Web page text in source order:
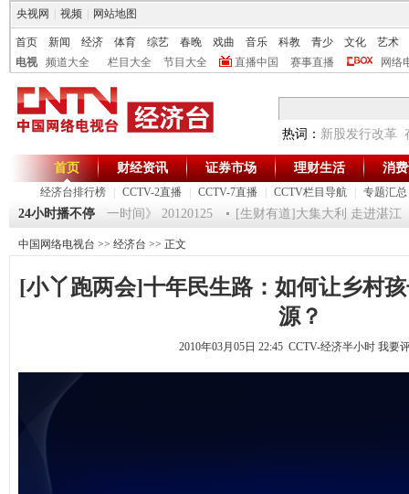
央视网 视频 网站地图
首页 新闻 经济 体育 综艺 春晚 戏曲 音乐 科教 青少 文化
艺术
电视
频道大全 栏目大全 节目大全 直播中国 赛事直播 网络
热词： 新股发行改革
首页
经济台排行榜 CCTV-2直播 CCTV-7直播 CCTV栏目导航 专题汇总
财经资讯 证券市场 理财生活 消
24小时播不停
术师 5 《第一时间》 20120125 [生财有道]大集大利 走进湛江（
中国网络电视台 >> 经济台 >> 正文
[小丫跑两会]十年民生路：如何让乡村
源？
2010年03月05日 22:45 CCTV-经济半小时 我要